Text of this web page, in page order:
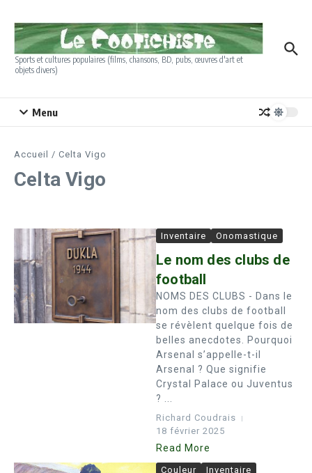
Sports et cultures populaires (films, chansons, BD, pubs, œuvres d'art et
objets divers)
Menu
Accueil / Celta Vigo
Celta Vigo
Inventaire Onomastique
Le nom des clubs de
football
NOMS DES CLUBS - Dans le
nom des clubs de football
se révèlent quelque fois de
belles anecdotes. Pourquoi
Arsenal s’appelle-t-il
Arsenal ? Que signifie
Crystal Palace ou Juventus
? ...
Richard Coudrais
18 février 2025
Read More
Couleur Inventaire